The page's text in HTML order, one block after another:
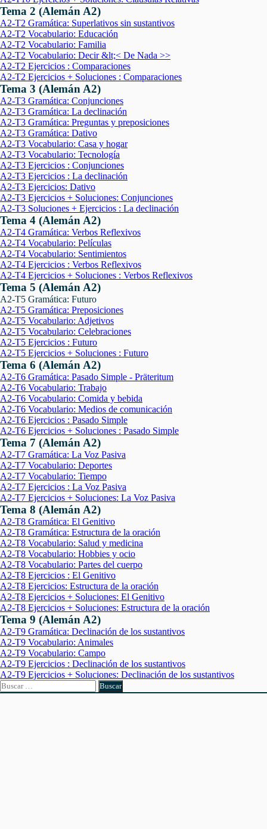
Tema 2 (Alemán A2)
A2-T2 Gramática: Superlativos sin sustantivos
A2-T2 Vocabulario: Educación
A2-T2 Vocabulario: Familia
A2-T2 Vocabulario: Decir &lt;< De Nada >>
A2-T2 Ejercicios : Comparaciones
A2-T2 Ejercicios + Soluciones : Comparaciones
Tema 3 (Alemán A2)
A2-T3 Gramática: Conjunciones
A2-T3 Gramática: La declinación
A2-T3 Gramática: Preguntas y preposiciones
A2-T3 Gramática: Dativo
A2-T3 Vocabulario: Casa y hogar
A2-T3 Vocabulario: Tecnología
A2-T3 Ejercicios : Conjunciones
A2-T3 Ejercicios : La declinación
A2-T3 Ejercicios: Dativo
A2-T3 Ejercicios + Soluciones: Conjunciones
A2-T3 Soluciones + Ejercicios : La declinación
Tema 4 (Alemán A2)
A2-T4 Gramática: Verbos Reflexivos
A2-T4 Vocabulario: Películas
A2-T4 Vocabulario: Sentimientos
A2-T4 Ejercicios : Verbos Reflexivos
A2-T4 Ejercicios + Soluciones : Verbos Reflexivos
Tema 5 (Alemán A2)
A2-T5 Gramática: Futuro
A2-T5 Gramática: Preposiciones
A2-T5 Vocabulario: Adjetivos
A2-T5 Vocabulario: Celebraciones
A2-T5 Ejercicios : Futuro
A2-T5 Ejercicios + Soluciones : Futuro
Tema 6 (Alemán A2)
A2-T6 Gramática: Pasado Simple - Präteritum
A2-T6 Vocabulario: Trabajo
A2-T6 Vocabulario: Comida y bebida
A2-T6 Vocabulario: Medios de comunicación
A2-T6 Ejercicios : Pasado Simple
A2-T6 Ejercicios + Soluciones : Pasado Simple
Tema 7 (Alemán A2)
A2-T7 Gramática: La Voz Pasiva
A2-T7 Vocabulario: Deportes
A2-T7 Vocabulario: Tiempo
A2-T7 Ejercicios : La Voz Pasiva
A2-T7 Ejercicios + Soluciones: La Voz Pasiva
Tema 8 (Alemán A2)
A2-T8 Gramática: El Genitivo
A2-T8 Gramática: Estructura de la oración
A2-T8 Vocabulario: Salud y medicina
A2-T8 Vocabulario: Hobbies y ocio
A2-T8 Vocabulario: Partes del cuerpo
A2-T8 Ejercicios : El Genitivo
A2-T8 Ejercicios: Estructura de la oración
A2-T8 Ejercicios + Soluciones: El Genitivo
A2-T8 Ejercicios + Soluciones: Estructura de la oración
Tema 9 (Alemán A2)
A2-T9 Gramática: Declinación de los sustantivos
A2-T9 Vocabulario: Animales
A2-T9 Vocabulario: Campo
A2-T9 Ejercicios : Declinación de los sustantivos
A2-T9 Ejercicios + Soluciones: Declinación de los sustantivos
Buscar: